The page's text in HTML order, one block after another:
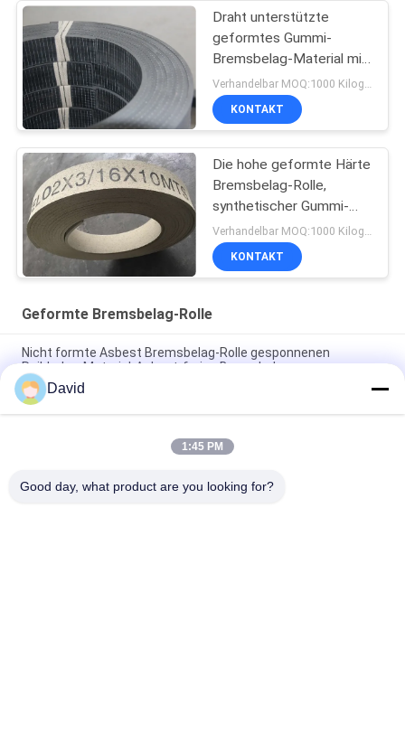
Draht unterstützte
geformtes Gummi-
Bremsbelag-Material mit
Stahl-Mesh High
Tenacity
Verhandelbar MOQ:1000 Kilogramm
KONTAKT
Die hohe geformte Härte
Bremsbelag-Rolle,
synthetischer Gummi-
Hebewinden-Bremsbelag
KONTAKT
Geformte Bremsbelag-Rolle
Nicht formte Asbest Bremsbelag-Rolle gesponnenen
Reibbelag-Material-Asbest-freien Bremsbelag
Hochleistung formte Bremsbelag Rolls formte Bremsbelag in
Rolls
Soem-Hersteller-Rubber Based Moulded-Bremsrolle, die
David
1:45 PM
Good day, what product are you looking for?